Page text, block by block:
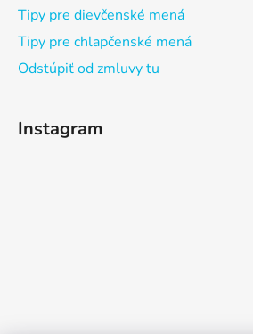
Tipy pre dievčenské mená
Tipy pre chlapčenské mená
Odstúpiť od zmluvy tu
Instagram